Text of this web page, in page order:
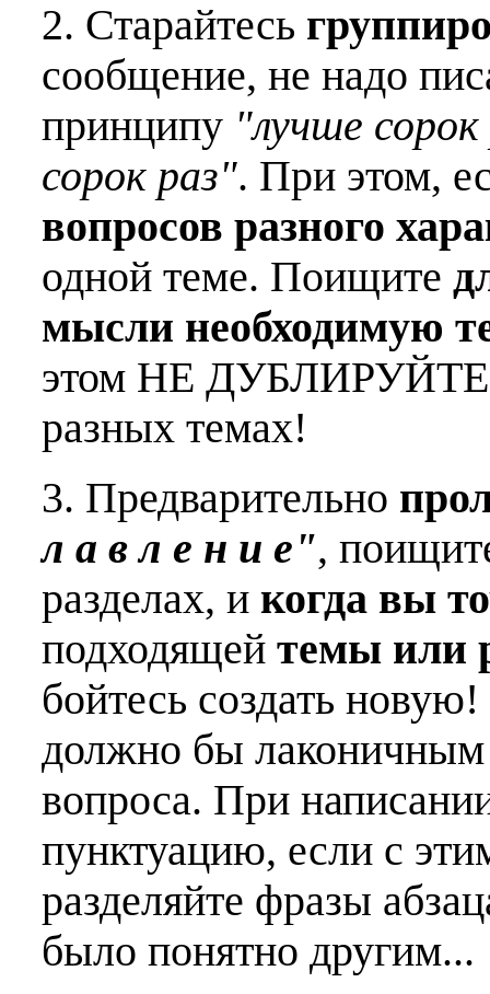
2. Старайтесь
сообщение, не надо
принципу "лучше
сорок раз". При этом,
вопросов разного
одной теме. Поищите
мысли необходимую
этом НЕ ДУБЛИРУЙТЕ
разных темах!
3. Предварительно
л а в л е н и е",
разделах, и когда вы
подходящей темы или
бойтесь создать
должно бы лаконичным
вопроса. При
пунктуацию, если с
разделяйте фразы
было понятно другим...